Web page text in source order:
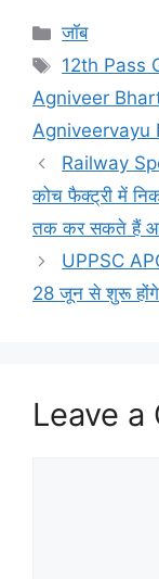
Categories
जॉब
Tags
12th Pass
Agniveer
Agniveervayu
Railway
कोच फैक्ट्री में
तक कर सकते हैं
UPPSC
28 जून से शुरू होंगे
Leave a